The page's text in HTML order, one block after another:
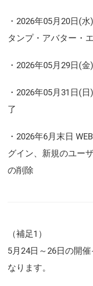
・2026年05月20日(
タンプ・アバター・
・2026年05月29日(
・2026年05月31日(
了
・2026年6月末日
グイン、新規のユー
の削除
（補足1）
5月24日～26日の開
なります。